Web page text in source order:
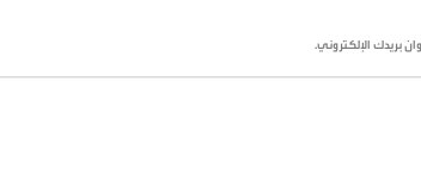
بريدك الإلكتروني.